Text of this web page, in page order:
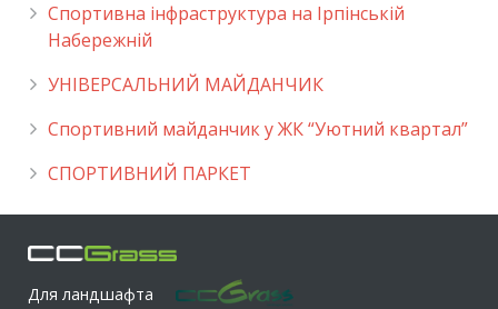
Спортивна інфраструктура на Ірпінській
Набережній
УНІВЕРСАЛЬНИЙ МАЙДАНЧИК
Cпортивний майданчик у ЖК “Уютний квартал”
СПОРТИВНИЙ ПАРКЕТ
Для ландшафта